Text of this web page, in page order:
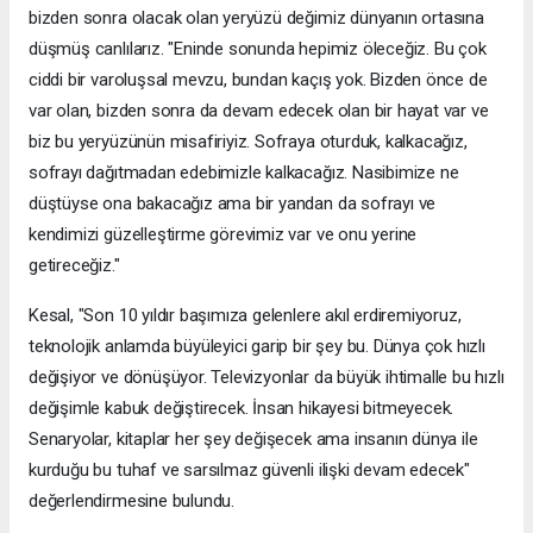
bizden sonra olacak olan yeryüzü değimiz dünyanın ortasına
düşmüş canlılarız. "Eninde sonunda hepimiz öleceğiz. Bu çok
ciddi bir varoluşsal mevzu, bundan kaçış yok. Bizden önce de
var olan, bizden sonra da devam edecek olan bir hayat var ve
biz bu yeryüzünün misafiriyiz. Sofraya oturduk, kalkacağız,
sofrayı dağıtmadan edebimizle kalkacağız. Nasibimize ne
düştüyse ona bakacağız ama bir yandan da sofrayı ve
kendimizi güzelleştirme görevimiz var ve onu yerine
getireceğiz."
Kesal, "Son 10 yıldır başımıza gelenlere akıl erdiremiyoruz,
teknolojik anlamda büyüleyici garip bir şey bu. Dünya çok hızlı
değişiyor ve dönüşüyor. Televizyonlar da büyük ihtimalle bu hızlı
değişimle kabuk değiştirecek. İnsan hikayesi bitmeyecek.
Senaryolar, kitaplar her şey değişecek ama insanın dünya ile
kurduğu bu tuhaf ve sarsılmaz güvenli ilişki devam edecek"
değerlendirmesine bulundu.